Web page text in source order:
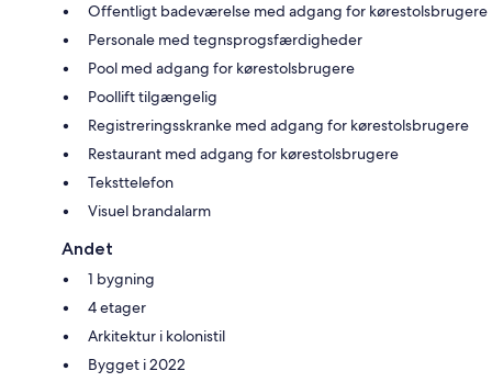
Offentligt badeværelse med adgang for kørestolsbrugere
Personale med tegnsprogsfærdigheder
Pool med adgang for kørestolsbrugere
Poollift tilgængelig
Registreringsskranke med adgang for kørestolsbrugere
Restaurant med adgang for kørestolsbrugere
Teksttelefon
Visuel brandalarm
Andet
1 bygning
4 etager
Arkitektur i kolonistil
Bygget i 2022